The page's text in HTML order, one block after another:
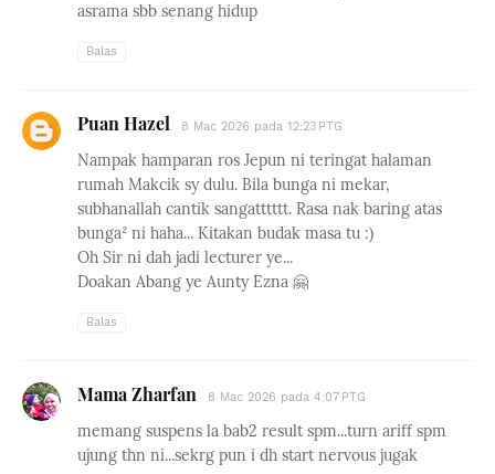
asrama sbb senang hidup
Balas
Puan Hazel 8 Mac 2026 pada 12:23 PTG
Nampak hamparan ros Jepun ni teringat halaman
rumah Makcik sy dulu. Bila bunga ni mekar,
subhanallah cantik sangatttttt. Rasa nak baring atas
bunga² ni haha... Kitakan budak masa tu :)
Oh Sir ni dah jadi lecturer ye...
Doakan Abang ye Aunty Ezna 🤗
Balas
Mama Zharfan 8 Mac 2026 pada 4:07 PTG
memang suspens la bab2 result spm...turn ariff spm
ujung thn ni...sekrg pun i dh start nervous jugak